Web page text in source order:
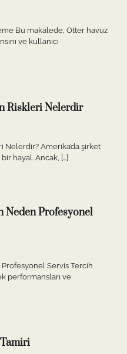
Bu makalede, Otter havuz
ve kullanıcı
Riskleri Nelerdir
Nelerdir? Amerika’da şirket
hayal. Ancak, […]
Profesyonel
Servis Tercih
performansları ve